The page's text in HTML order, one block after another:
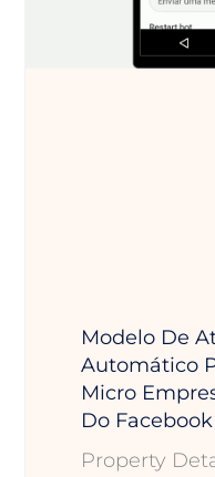
Modelo De
Automático
Micro
Do Facebook
Property